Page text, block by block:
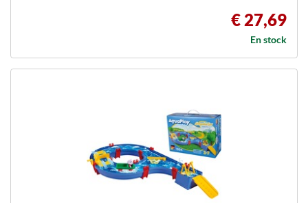
€ 27,69
En stock